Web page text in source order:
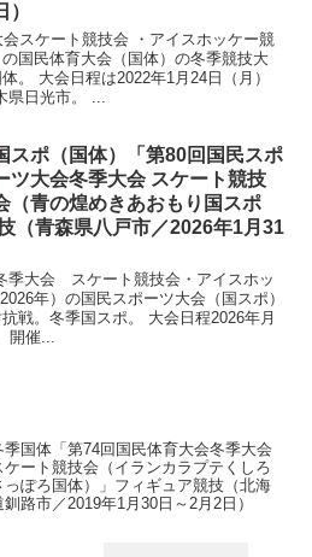
）
会スケート競技会 ・アイスホッケー競
国民体育大会（国体）の冬季競技大
。 大会日程は2022年1月24日（月）
県日光市。 ...
スポ（国体）「第80回国民スポ
ツ大会冬季大会 スケート競技
（青の煌めきあおもり国スポ
（青森県八戸市／2026年1月31
季大会 スケート競技会・アイスホッ
年）の国民スポーツ大会（国スポ）
戦。冬季国スポ。 大会日程2026年月
開催...
季国体「第74回国民体育大会冬季大会
ケート競技会（イランカラプテくしろ
っぽろ国体）」フィギュア競技（北海
釧路市／2019年1月30日～2月2日）